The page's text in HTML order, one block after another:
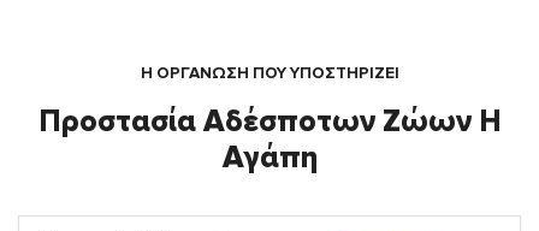
Η ΟΡΓΆΝΩΣΗ ΠΟΥ ΥΠΟΣΤΗΡΙΖΕΙ
Προστασία Αδέσποτων Ζώων Η
Αγάπη